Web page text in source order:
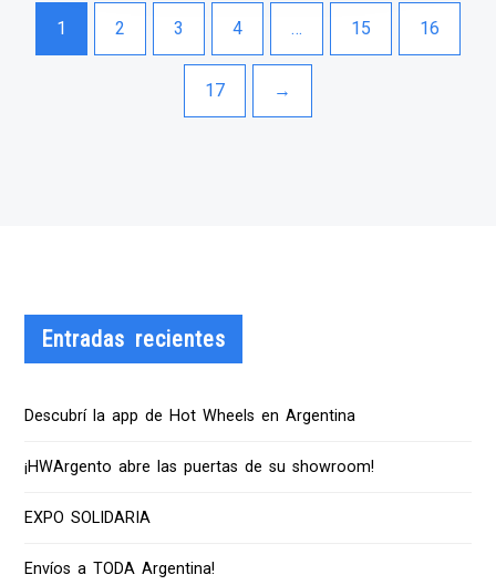
1 2 3 4 … 15 16
17 →
Entradas recientes
Descubrí la app de Hot Wheels en Argentina
¡HWArgento abre las puertas de su showroom!
EXPO SOLIDARIA
Envíos a TODA Argentina!